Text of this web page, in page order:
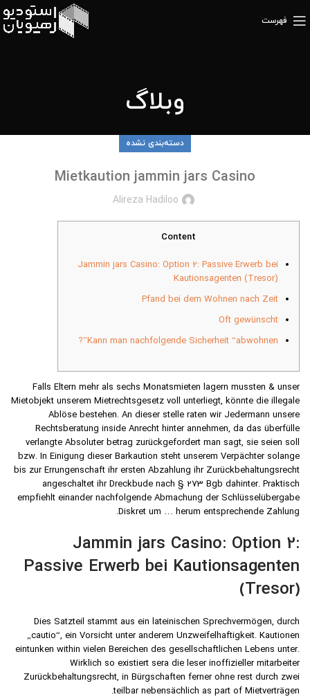
فهرست
وبلاگ
دسته‌بندی نشده
Mietkaution jammin jars Casino
Alireza Hadiloo
Content
Jammin jars Casino: Option 2: Passive Erwerb bei
Kautionsagenten (Tresor)
Pfand bei dem Wohnen nach Zeit
Oft gewünscht
Kann man nachfolgende Sicherheit “abwohnen”?
Falls Eltern mehr als sechs Monatsmieten lagern mussten & unser
Mietobjekt unserem Mietrechtsgesetz voll unterliegt, könnte die illegale
Ablöse bestehen. An dieser stelle raten wir Jedermann unsere
Rechtsberatung inside Anrecht hinter annehmen, da das überfülle
verlangte Absoluter betrag zurückgefordert man sagt, sie seien soll
bzw. In Einigung dieser Barkaution steht unserem Verpächter solange
bis zur Errungenschaft ihr ersten Abzahlung ihr Zurückbehaltungsrecht
angeschaltet ihr Dreckbude nach § 273 Bgb dahinter. Praktisch
empfiehlt einander nachfolgende Abmachung der Schlüsselübergabe
Diskret um … herum entsprechende Zahlung.
Jammin jars Casino: Option 2:
Passive Erwerb bei Kautionsagenten
(Tresor)
Dies Satzteil stammt aus ein lateinischen Sprechvermögen, durch
„cautio“, ein Vorsicht unter anderem Unzweifelhaftigkeit. Kautionen
eintunken within vielen Bereichen des gesellschaftlichen Lebens unter.
Wirklich so existiert sera die leser inoffizieller mitarbeiter
Zurückbehaltungsrecht, in Bürgschaften ferner ohne rest durch zwei
teilbar nebensächlich as part of Mietverträgen.